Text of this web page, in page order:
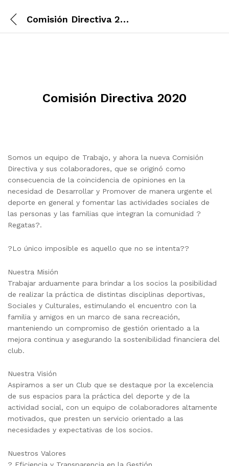
Comisión Directiva 2020
Comisión Directiva 2020
Somos un equipo de Trabajo, y ahora la nueva Comisión
Directiva y sus colaboradores, que se originó como
consecuencia de la coincidencia de opiniones en la
necesidad de Desarrollar y Promover de manera urgente el
deporte en general y fomentar las actividades sociales de
las personas y las familias que integran la comunidad ?
Regatas?.
?Lo único imposible es aquello que no se intenta??
Nuestra Misión
Trabajar arduamente para brindar a los socios la posibilidad
de realizar la práctica de distintas disciplinas deportivas,
Sociales y Culturales, estimulando el encuentro con la
familia y amigos en un marco de sana recreación,
manteniendo un compromiso de gestión orientado a la
mejora continua y asegurando la sostenibilidad financiera del
club.
Nuestra Visión
Aspiramos a ser un Club que se destaque por la excelencia
de sus espacios para la práctica del deporte y de la
actividad social, con un equipo de colaboradores altamente
motivados, que presten un servicio orientado a las
necesidades y expectativas de los socios.
Nuestros Valores